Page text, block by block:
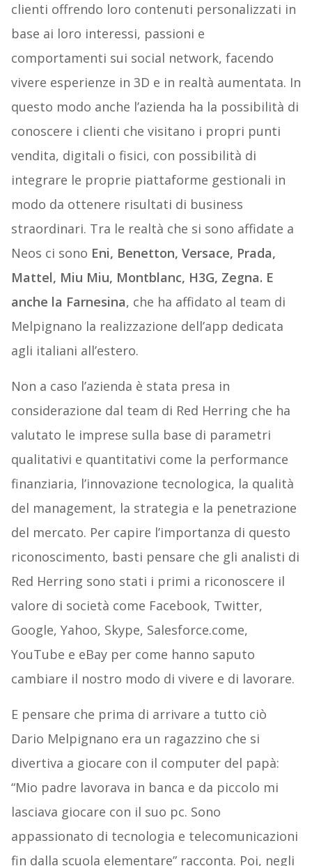
clienti offrendo loro contenuti personalizzati in
base ai loro interessi, passioni e
comportamenti sui social network, facendo
vivere esperienze in 3D e in realtà aumentata. In
questo modo anche l’azienda ha la possibilità di
conoscere i clienti che visitano i propri punti
vendita, digitali o fisici, con possibilità di
integrare le proprie piattaforme gestionali in
modo da ottenere risultati di business
straordinari. Tra le realtà che si sono affidate a
Neos ci sono Eni, Benetton, Versace, Prada,
Mattel, Miu Miu, Montblanc, H3G, Zegna. E
anche la Farnesina, che ha affidato al team di
Melpignano la realizzazione dell’app dedicata
agli italiani all’estero.
Non a caso l’azienda è stata presa in
considerazione dal team di Red Herring che ha
valutato le imprese sulla base di parametri
qualitativi e quantitativi come la performance
finanziaria, l’innovazione tecnologica, la qualità
del management, la strategia e la penetrazione
del mercato. Per capire l’importanza di questo
riconoscimento, basti pensare che gli analisti di
Red Herring sono stati i primi a riconoscere il
valore di società come Facebook, Twitter,
Google, Yahoo, Skype, Salesforce.come,
YouTube e eBay per come hanno saputo
cambiare il nostro modo di vivere e di lavorare.
E pensare che prima di arrivare a tutto ciò
Dario Melpignano era un ragazzino che si
divertiva a giocare con il computer del papà:
“Mio padre lavorava in banca e da piccolo mi
lasciava giocare con il suo pc. Sono
appassionato di tecnologia e telecomunicazioni
fin dalla scuola elementare” racconta. Poi, negli